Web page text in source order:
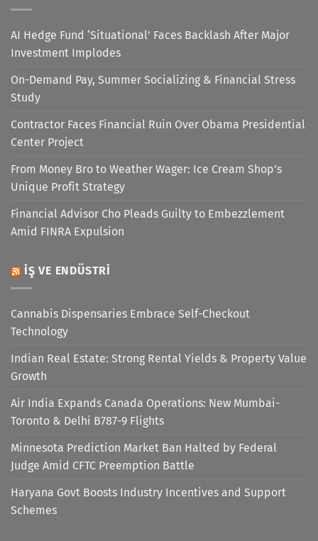
AI Hedge Fund ‘Situational’ Faces Backlash After Major
Investment Implodes
On-Demand Pay, Summer Socializing & Financial Stress
Study
Contractor Faces Financial Ruin Over Obama Presidential
Center Project
From Money Bro to Weather Wager: Ice Cream Shop’s
Unique Profit Strategy
Financial Advisor Cho Pleads Guilty to Embezzlement
Amid FINRA Expulsion
İŞ VE ENDÜSTRI
Cannabis Dispensaries Embrace Self-Checkout
Technology
Indian Real Estate: Strong Rental Yields & Property Value
Growth
Air India Expands Canada Operations: New Mumbai-
Toronto & Delhi B787-9 Flights
Minnesota Prediction Market Ban Halted by Federal
Judge Amid CFTC Preemption Battle
Haryana Govt Boosts Industry Incentives and Support
Schemes